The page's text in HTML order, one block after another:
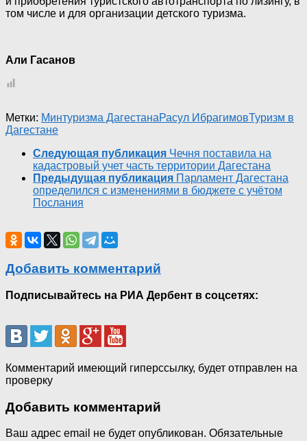
том числе и для организации детского туризма.
Али Гасанов
Метки: Минтуризма ДагестанаРасул ИбрагимовТуризм в
Дагестане
Следующая публикация Чечня поставила на
кадастровый учет часть территории Дагестана
Предыдущая публикация Парламент Дагестана
определился с изменениями в бюджете с учётом
Послания
Добавить комментарий
Подписывайтесь на РИА Дербент в соцсетях:
Комментарий имеющий гиперссылку, будет отправлен на
проверку
Добавить комментарий
Ваш адрес email не будет опубликован. Обязательные